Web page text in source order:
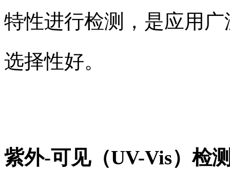
特性进行检测，是应用
选择性好。
紫外-可见（UV-Vis）检